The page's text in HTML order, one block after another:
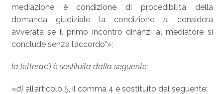
mediazione è condizione di procedibilità della
domanda giudiziale la condizione si considera
avverata se il primo incontro dinanzi al mediatore si
conclude senza l’accordo"»;
la letterad) è sostituita dalla seguente:
«d)all’articolo 5, il comma 4 è sostituito dal seguente: